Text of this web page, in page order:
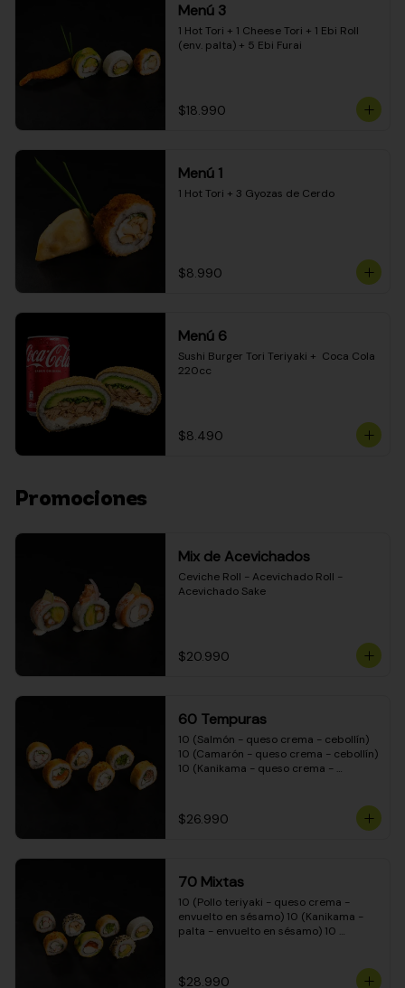
Menú 3
1 Hot Tori + 1 Cheese Tori + 1 Ebi Roll
(env. palta) + 5 Ebi Furai
$18.990
Menú 1
1 Hot Tori + 3 Gyozas de Cerdo
$8.990
Menú 6
Sushi Burger Tori Teriyaki +  Coca Cola
220cc
$8.490
Promociones
Mix de Acevichados
Ceviche Roll - Acevichado Roll -
Acevichado Sake
$20.990
60 Tempuras
10 (Salmón - queso crema - cebollín)
10 (Camarón - queso crema - cebollín)
10 (Kanikama - queso crema -
crema - cebollín) 10 (Carne - queso
crema - cebollín)
$26.990
70 Mixtas
10 (Pollo teriyaki - queso crema -
envuelto en sésamo) 10 (Kanikama -
palta - envuelto en sésamo) 10
- envuelto en queso crema) 10
$28.990